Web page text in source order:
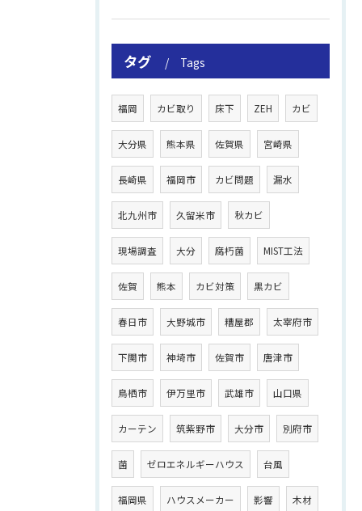
タグ Tags
福岡 カビ取り 床下 ZEH カビ
大分県 熊本県 佐賀県 宮崎県
長崎県 福岡市 カビ問題 漏水
北九州市 久留米市 秋カビ
現場調査 大分 腐朽菌 MIST工法
佐賀 熊本 カビ対策 黒カビ
春日市 大野城市 糟屋郡 太宰府市
下関市 神埼市 佐賀市 唐津市
鳥栖市 伊万里市 武雄市 山口県
カーテン 筑紫野市 大分市 別府市
菌 ゼロエネルギーハウス 台風
福岡県 ハウスメーカー 影響 木材